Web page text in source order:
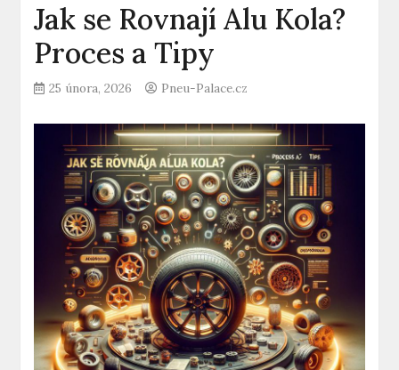
Jak se Rovnají Alu Kola?
Proces a Tipy
25 února, 2026 Pneu-Palace.cz